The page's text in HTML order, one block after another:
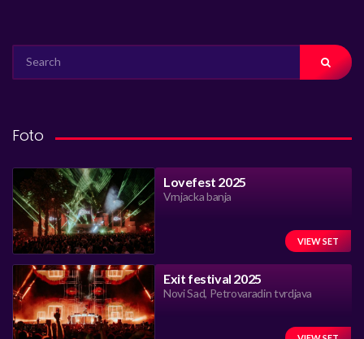
FOR:
Foto
Lovefest 2025
Vrnjacka banja
VIEW SET
Exit festival 2025
Novi Sad, Petrovaradin tvrdjava